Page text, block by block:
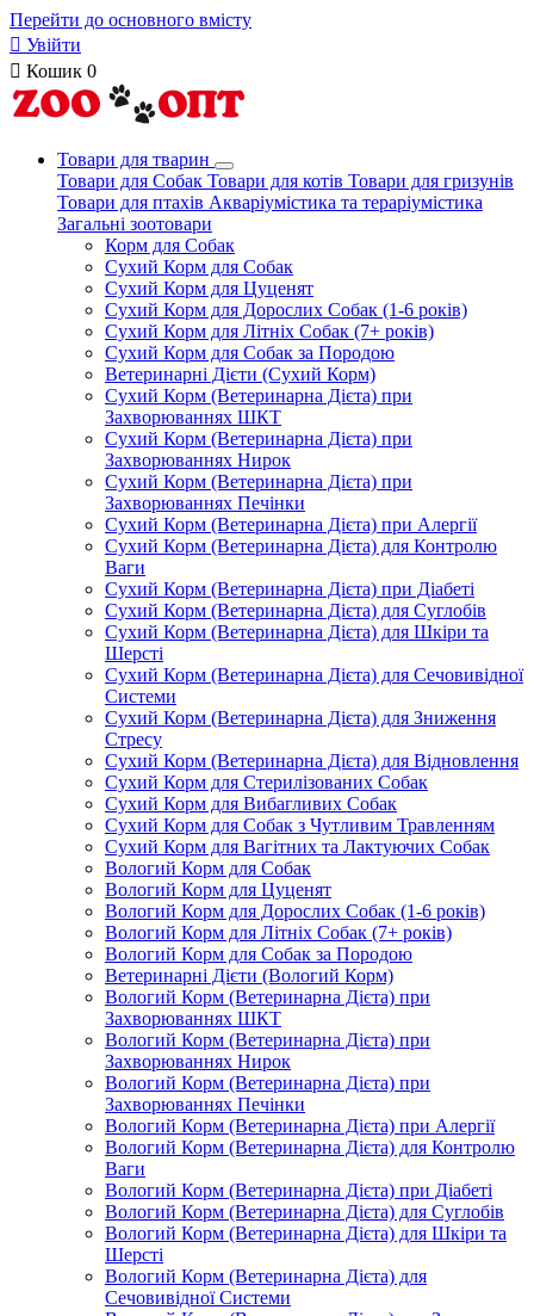
Перейти до основного вмісту
 Увійти
 Кошик 0
Товари для тварин
Товари для Собак Товари для котів Товари для гризунів
Товари для птахів Акваріумістика та тераріумістика
Загальні зоотовари
Корм для Собак
Сухий Корм для Собак
Сухий Корм для Цуценят
Сухий Корм для Дорослих Собак (1-6 років)
Сухий Корм для Літніх Собак (7+ років)
Сухий Корм для Собак за Породою
Ветеринарні Дієти (Сухий Корм)
Сухий Корм (Ветеринарна Дієта) при
Захворюваннях ШКТ
Сухий Корм (Ветеринарна Дієта) при
Захворюваннях Нирок
Сухий Корм (Ветеринарна Дієта) при
Захворюваннях Печінки
Сухий Корм (Ветеринарна Дієта) при Алергії
Сухий Корм (Ветеринарна Дієта) для Контролю
Ваги
Сухий Корм (Ветеринарна Дієта) при Діабеті
Сухий Корм (Ветеринарна Дієта) для Суглобів
Сухий Корм (Ветеринарна Дієта) для Шкіри та
Шерсті
Сухий Корм (Ветеринарна Дієта) для Сечовивідної
Системи
Сухий Корм (Ветеринарна Дієта) для Зниження
Стресу
Сухий Корм (Ветеринарна Дієта) для Відновлення
Сухий Корм для Стерилізованих Собак
Сухий Корм для Вибагливих Собак
Сухий Корм для Собак з Чутливим Травленням
Сухий Корм для Вагітних та Лактуючих Собак
Вологий Корм для Собак
Вологий Корм для Цуценят
Вологий Корм для Дорослих Собак (1-6 років)
Вологий Корм для Літніх Собак (7+ років)
Вологий Корм для Собак за Породою
Ветеринарні Дієти (Вологий Корм)
Вологий Корм (Ветеринарна Дієта) при
Захворюваннях ШКТ
Вологий Корм (Ветеринарна Дієта) при
Захворюваннях Нирок
Вологий Корм (Ветеринарна Дієта) при
Захворюваннях Печінки
Вологий Корм (Ветеринарна Дієта) при Алергії
Вологий Корм (Ветеринарна Дієта) для Контролю
Ваги
Вологий Корм (Ветеринарна Дієта) при Діабеті
Вологий Корм (Ветеринарна Дієта) для Суглобів
Вологий Корм (Ветеринарна Дієта) для Шкіри та
Шерсті
Вологий Корм (Ветеринарна Дієта) для
Сечовивідної Системи